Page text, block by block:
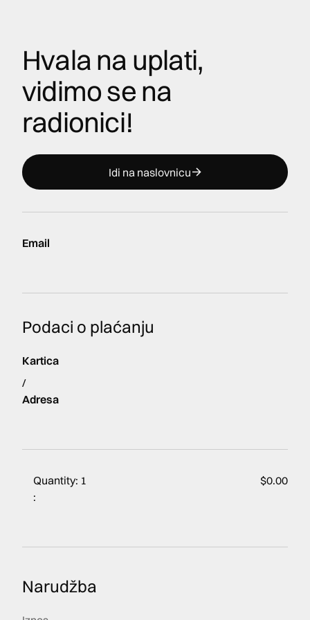
Hvala na uplati,
vidimo se na
radionici!
Idi na naslovnicu
Email
Podaci o plaćanju
Kartica
/
Adresa
1
:
$0.00
Narudžba